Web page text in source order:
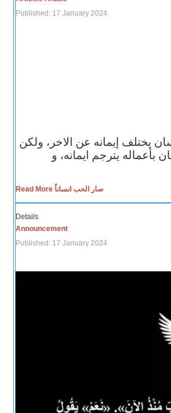
Published: 17 January 2024
يختلف إيمانه عن الاخر، ولكن
بأعماله يترجم ايمانه، و
Read More صار الحب انساناً
Details
Announcement
Published: 17 January 2024